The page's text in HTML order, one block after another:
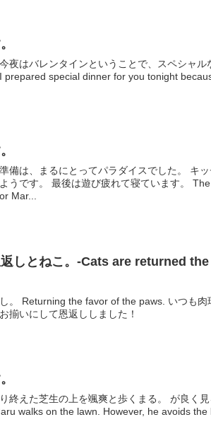
夜はバレンタインということで、スペシャル
prepared special dinner for you tonight
備は、まるにとってパラダイスでした。 キ
うです。 最後は遊び疲れて寝ています。
Mar...
しとねこ。-Cats are returned
the favor of the paws. いつも肉球様には大変な癒しをいただいており
揃いにして恩返ししました！
終えた芝生の上を颯爽と歩くまる。 が良く
walks on the lawn. However, he avoids the